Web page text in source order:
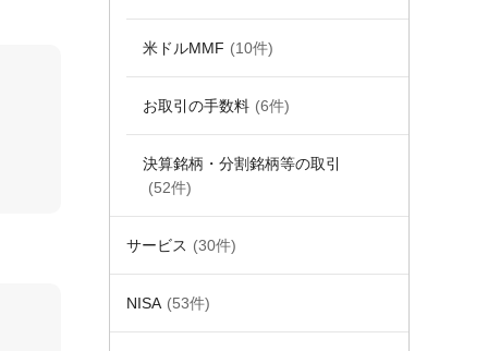
米ドルMMF (10件)
お取引の手数料 (6件)
決算銘柄・分割銘柄等の取引
(52件)
サービス (30件)
NISA (53件)